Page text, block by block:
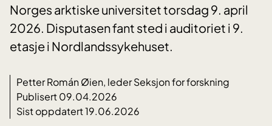
Norges arktiske universitet torsdag 9. april
2026. Disputasen fant sted i auditoriet i 9.
etasje i Nordlandssykehuset.
Petter Román Øien, leder Seksjon for forskning
Publisert 09.04.2026
Sist oppdatert 19.06.2026